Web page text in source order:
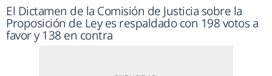
El Dictamen de la Comisión de Justicia sobre la
Proposición de Ley es respaldado con 198 votos a
favor y 138 en contra